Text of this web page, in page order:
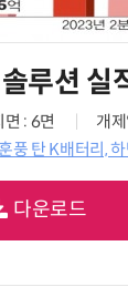
루션 실
면 : 6면
개
풍 탄 K배터리,
다운로드